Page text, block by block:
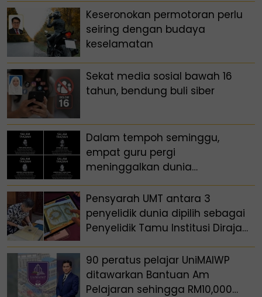
Keseronokan permotoran perlu
seiring dengan budaya
keselamatan
Sekat media sosial bawah 16
tahun, bendung buli siber
Dalam tempoh seminggu,
empat guru pergi
meninggalkan dunia
Pensyarah UMT antara 3
penyelidik dunia dipilih sebagai
Penyelidik Tamu Institusi Diraja
90 peratus pelajar UniMAIWP
ditawarkan Bantuan Am
Pelajaran sehingga RM10,000